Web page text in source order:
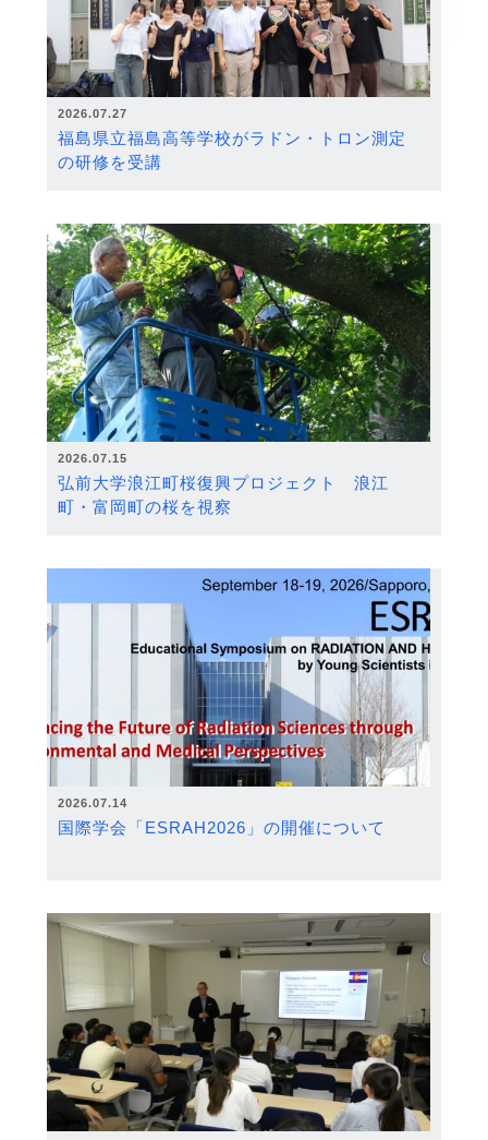
2026.07.27
福島県立福島高等学校がラドン・トロン測定
の研修を受講
2026.07.15
弘前大学浪江町桜復興プロジェクト 浪江
町・富岡町の桜を視察
2026.07.14
国際学会「ESRAH2026」の開催について